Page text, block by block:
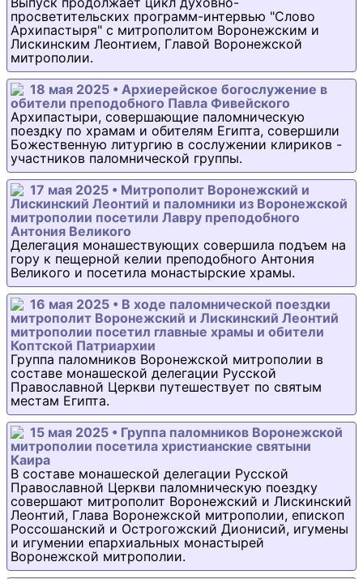
просветительских программ-интервью "Слово
Архипастыря" с митрополитом Воронежским и
Лискинским Леонтием, Главой Воронежской
митрополии.
18 мая 2025 • Архиерейское богослужение в
обители преподобного Павла Фивейского
Архипастыри, совершающие паломническую
поездку по храмам и обителям Египта, совершили
Божественную литургию в сослужении клириков -
участников паломнической группы.
17 мая 2025 • Митрополит Воронежский и
Лискинский Леонтий и паломники из Воронежской
митрополии посетили Лавру преподобного
Антония Великого
Делегация монашествующих совершила подъем на
гору к пещерной келии преподобного Антония
Великого и посетила монастырские храмы.
16 мая 2025 • В ходе паломнической поездки
митрополит Воронежский и Лискинский Леонтий
митрополии посетил главные храмы и обители
Коптской Патриархии
Группа паломников Воронежской митрополии в
составе монашеской делегации Русской
Православной Церкви путешествует по святым
местам Египта.
15 мая 2025 • Группа паломников Воронежской
митрополии посетила христианские святыни
Каира
В составе монашеской делегации Русской
Православной Церкви паломническую поездку
совершают митрополит Воронежский и Лискинский
Леонтий, Глава Воронежской митрополии, епископ
Россошанский и Острогожский Дионисий, игумены
и игумении епархиальных монастырей
Воронежской митрополии.